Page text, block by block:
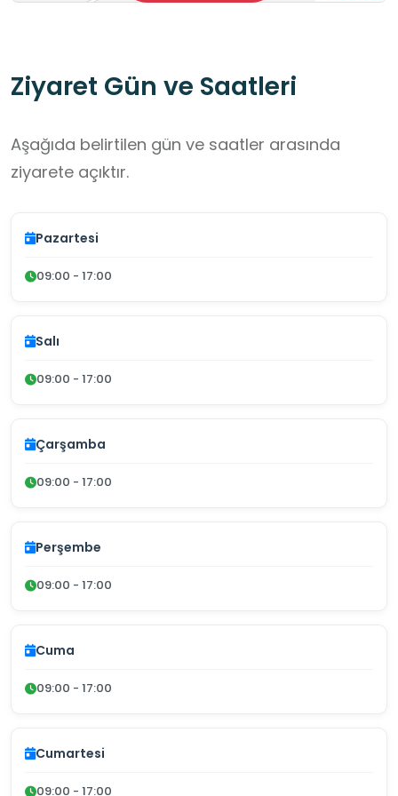
Ziyaret Gün ve Saatleri
Aşağıda belirtilen gün ve saatler arasında
ziyarete açıktır.
Pazartesi
09:00 - 17:00
Salı
09:00 - 17:00
Çarşamba
09:00 - 17:00
Perşembe
09:00 - 17:00
Cuma
09:00 - 17:00
Cumartesi
09:00 - 17:00